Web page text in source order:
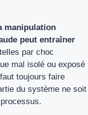
manipulation
peut entraîner
par choc
mal isolé ou exposé
toujours faire
du système ne soit